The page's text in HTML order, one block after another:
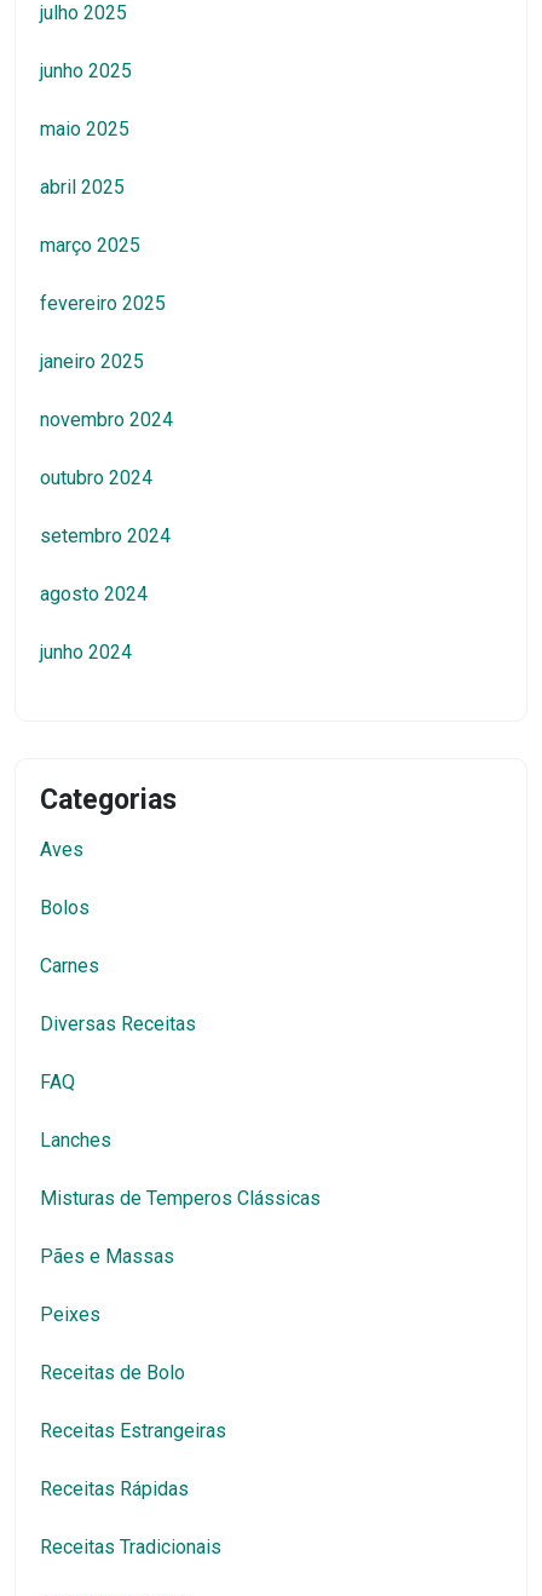
julho 2025
junho 2025
maio 2025
abril 2025
março 2025
fevereiro 2025
janeiro 2025
novembro 2024
outubro 2024
setembro 2024
agosto 2024
junho 2024
Categorias
Aves
Bolos
Carnes
Diversas Receitas
FAQ
Lanches
Misturas de Temperos Clássicas
Pães e Massas
Peixes
Receitas de Bolo
Receitas Estrangeiras
Receitas Rápidas
Receitas Tradicionais